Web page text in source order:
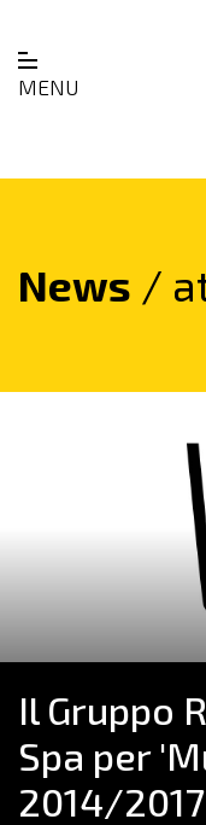
MENU
News /
Il Gruppo
Spa per
2014/